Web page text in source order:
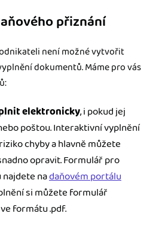
přiznání
není možné vytvořit
dokumentů. Máme pro vás
elektronicky, i pokud jej
poštou. Interaktivní vyplnění
chyby a hlavně můžete
opravit. Formulář pro
nadaňovém portálu
si můžete formulář
formátu .pdf.